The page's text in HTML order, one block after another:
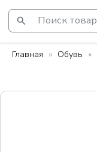
Главная Обувь